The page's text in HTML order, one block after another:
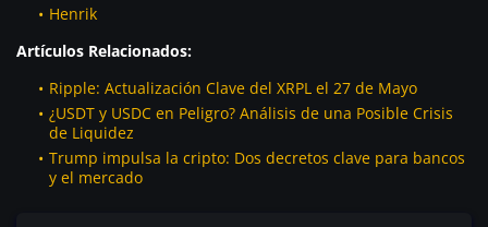
Henrik
Artículos Relacionados:
Ripple: Actualización Clave del XRPL el 27 de Mayo
¿USDT y USDC en Peligro? Análisis de una Posible Crisis
de Liquidez
Trump impulsa la cripto: Dos decretos clave para bancos
y el mercado